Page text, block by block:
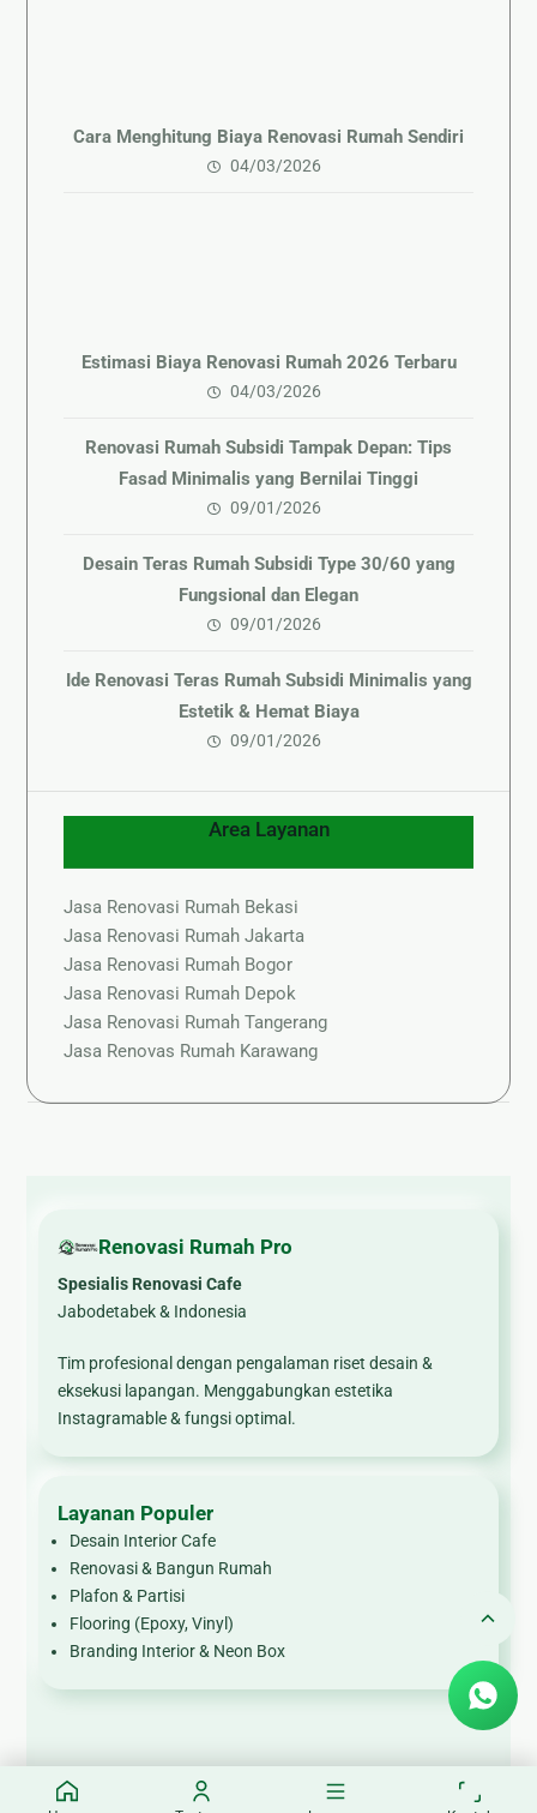
Cara Menghitung Biaya Renovasi Rumah Sendiri
04/03/2026
Estimasi Biaya Renovasi Rumah 2026 Terbaru
04/03/2026
Renovasi Rumah Subsidi Tampak Depan: Tips
Fasad Minimalis yang Bernilai Tinggi
09/01/2026
Desain Teras Rumah Subsidi Type 30/60 yang
Fungsional dan Elegan
09/01/2026
Ide Renovasi Teras Rumah Subsidi Minimalis yang
Estetik & Hemat Biaya
09/01/2026
Area Layanan
Jasa Renovasi Rumah Bekasi
Jasa Renovasi Rumah Jakarta
Jasa Renovasi Rumah Bogor
Jasa Renovasi Rumah Depok
Jasa Renovasi Rumah Tangerang
Jasa Renovas Rumah Karawang
Renovasi Rumah Pro
Spesialis Renovasi Cafe
Jabodetabek & Indonesia
Tim profesional dengan pengalaman riset desain &
eksekusi lapangan. Menggabungkan estetika
Instagramable & fungsi optimal.
Layanan Populer
Desain Interior Cafe
Renovasi & Bangun Rumah
Plafon & Partisi
Flooring (Epoxy, Vinyl)
Branding Interior & Neon Box